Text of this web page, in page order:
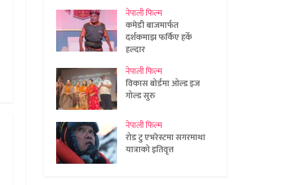
नेपाली फिल्म
कमेडी बाजमार्फत
दर्शकमाझ फर्किए हर्के
हल्दार
नेपाली फिल्म
विकास बोर्डमा ओल्ड इज
गोल्ड सुरु
नेपाली फिल्म
रोड टु एभरेस्टमा सगरमाथा
यात्राको इतिवृत्त